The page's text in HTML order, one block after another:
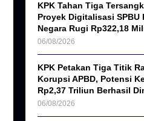
KPK Tahan Tiga
Proyek Digitalisasi SPBU
Negara Rugi Rp322,18
06/08/2026
KPK Petakan Tiga Titik
Korupsi APBD, Potensi
Rp2,37 Triliun Berhasil
06/08/2026